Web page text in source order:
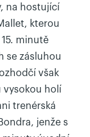
na hostující
kterou
minutě
se zásluhou
však
vysokou holí
trenérská
jenže s